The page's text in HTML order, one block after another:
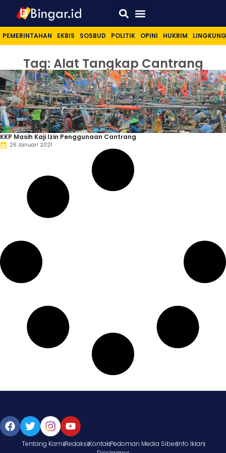
PEMERINTAHAN EKBIS SOSBUD POLITIK OPINI HUKRIM
Tag: Alat Tangkap Cantrang
KKP Masih Kaji Izin Penggunaan Cantrang
26 Januari 2021
Tentang KamiRedaksiKontakPedoman Media SiberInfo Iklan